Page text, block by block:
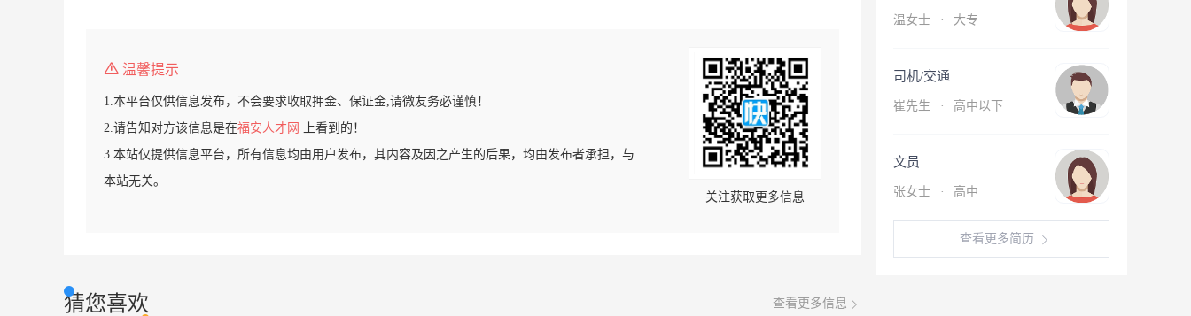
温馨提示
1.本平台仅供信息发布，不会要求收取押金、保证金,请微友务必谨慎！
2.请告知对方该信息是在福安人才网
上看到的！
3.本站仅提供信息平台，所有信息均由用户发布，其内容及因之产生的后果，均由发布者承担，与
本站无关。
关注获取更多信息
猜您喜欢 查看更多信息
温女士 · 大专
司机/交通
崔先生 · 高中以下
文员
张女士 · 高中
查看更多简历